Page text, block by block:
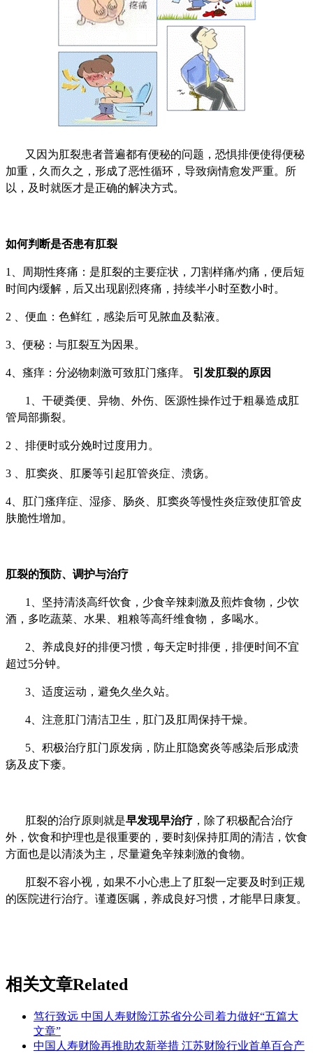
又因为肛裂患者普遍都有便秘的问题，恐惧排便使得便秘
加重，久而久之，形成了恶性循环，导致病情愈发严重。所
以，及时就医才是正确的解决方式。
如何判断是否患有肛裂
1、周期性疼痛：是肛裂的主要症状，刀割样痛/灼痛，便后短
时间内缓解，后又出现剧烈疼痛，持续半小时至数小时。
2 、便血：色鲜红，感染后可见脓血及黏液。
3、便秘：与肛裂互为因果。
4、瘙痒：分泌物刺激可致肛门瘙痒。 引发肛裂的原因
1、干硬粪便、异物、外伤、医源性操作过于粗暴造成肛
管局部撕裂。
2 、排便时或分娩时过度用力。
3 、肛窦炎、肛屡等引起肛管炎症、溃疡。
4、肛门瘙痒症、湿疹、肠炎、肛窦炎等慢性炎症致使肛管皮
肤脆性增加。
肛裂的预防、调护与治疗
1、坚持清淡高纤饮食，少食辛辣刺激及煎炸食物，少饮
酒，多吃蔬菜、水果、粗粮等高纤维食物， 多喝水。
2、养成良好的排便习惯，每天定时排便，排便时间不宜
超过5分钟。
3、适度运动，避免久坐久站。
4、注意肛门清洁卫生，肛门及肛周保持干燥。
5、积极治疗肛门原发病，防止肛隐窝炎等感染后形成溃
疡及皮下瘘。
肛裂的治疗原则就是早发现早治疗 ，除了积极配合治疗
外，饮食和护理也是很重要的，要时刻保持肛周的清洁，饮食
方面也是以清淡为主，尽量避免辛辣刺激的食物。
肛裂不容小视，如果不小心患上了肛裂一定要及时到正规
的医院进行治疗。谨遵医嘱，养成良好习惯，才能早日康复。
相关文章Related
笃行致远 中国人寿财险江苏省分公司着力做好“五篇大
文章”
中国人寿财险再推助农新举措 江苏财险行业首单百合产